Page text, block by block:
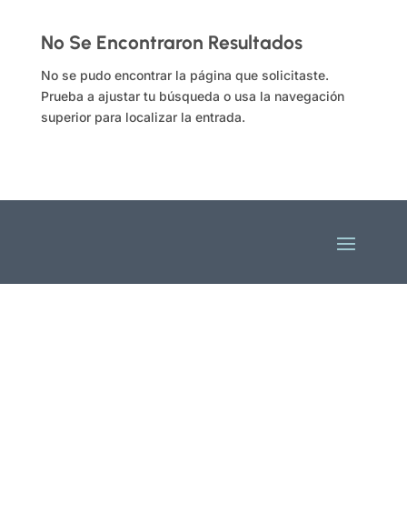
No Se Encontraron Resultados
No se pudo encontrar la página que solicitaste.
Prueba a ajustar tu búsqueda o usa la navegación
superior para localizar la entrada.